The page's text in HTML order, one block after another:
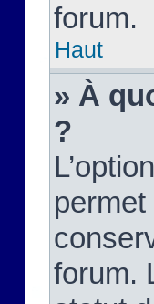
forum.
Haut
» À
?
forum.